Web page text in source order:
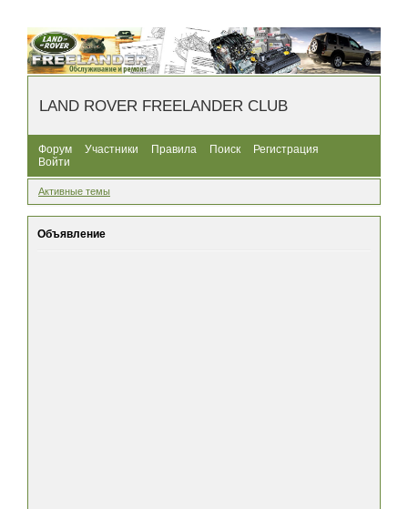
LAND ROVER FREELANDER CLUB
Форум Участники Правила Поиск
Регистрация
Войти
Активные темы
Объявление